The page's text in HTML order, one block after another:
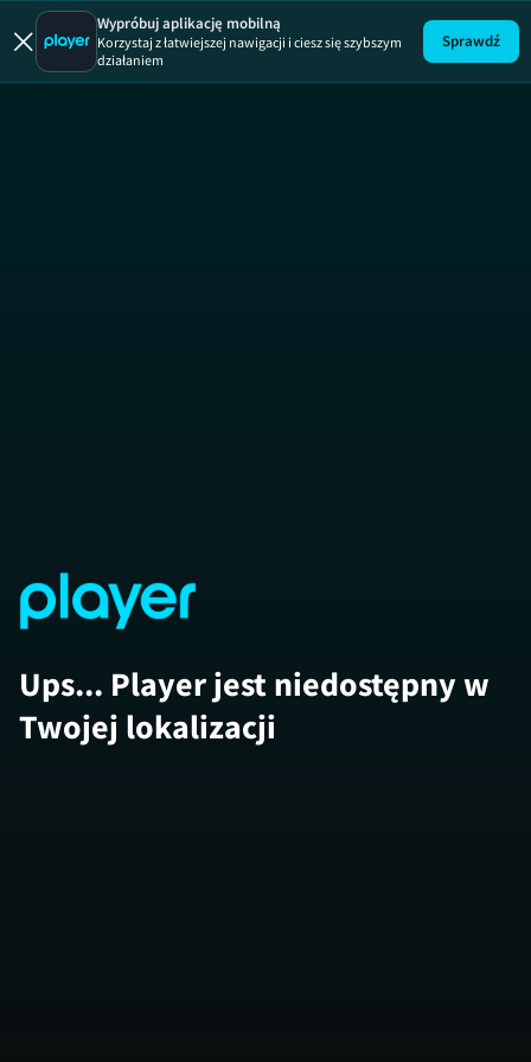
Wypróbuj aplikację mobilną
Korzystaj z łatwiejszej nawigacji i ciesz się szybszym
działaniem
Sprawdź
Ups... Player jest niedostępny w
Twojej lokalizacji